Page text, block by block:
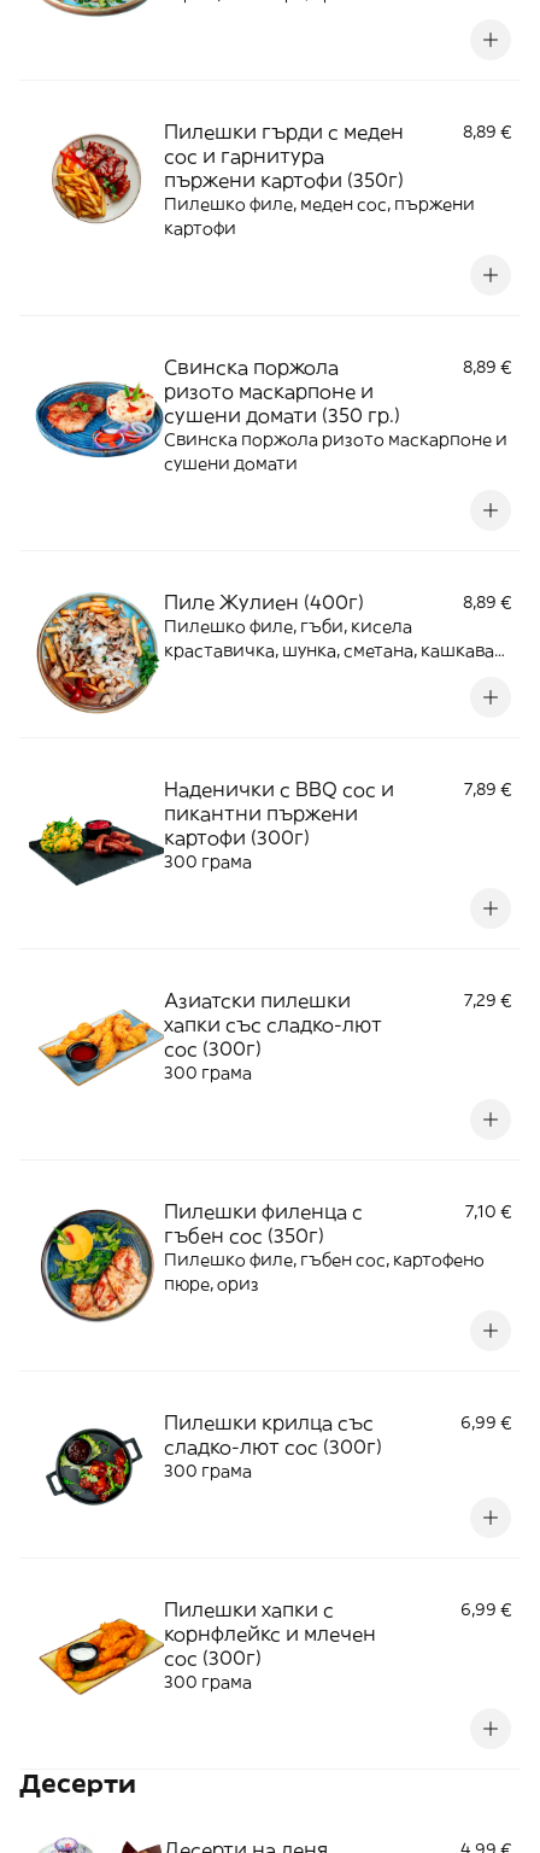
Пилешки гърди с меден
сос и гарнитура
пържени картофи (350г)
8,89 €
Пилешко филе, меден сос, пържени
картофи
Свинска поржола
ризото маскарпоне и
сушени домати (350 гр.)
8,89 €
Свинска поржола ризото маскарпоне и
сушени домати
Пиле Жулиен (400г)
8,89 €
Пилешко филе, гъби, кисела
краставичка, шунка, сметана, кашкавал,
Наденички с BBQ сос и
пикантни пържени
картофи (300г)
7,89 €
300 грама
Азиатски пилешки
хапки със сладко-лют
сос (300г)
7,29 €
300 грама
Пилешки филенца с
гъбен сос (350г)
7,10 €
Пилешко филе, гъбен сос, картофено
пюре, ориз
Пилешки крилца със
сладко-лют сос (300г)
6,99 €
300 грама
Пилешки хапки с
корнфлейкс и млечен
сос (300г)
6,99 €
300 грама
Десерти